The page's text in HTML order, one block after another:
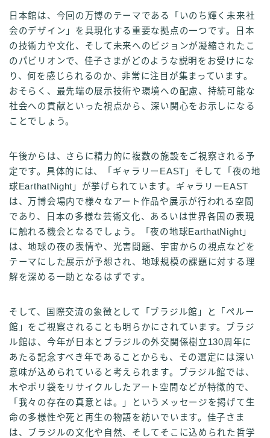
日本館は、今回の万博のテーマである「いのち輝く未来社
会のデザイン」を具現化する重要な拠点の一つです。日本
の技術力や文化、そして未来へのビジョンが凝縮されたこ
のパビリオンで、佳子さまがどのような説明をお受けにな
り、何を感じられるのか、非常に注目が集まっています。
おそらく、最先端の展示技術や環境への配慮、持続可能な
社会への貢献といった視点から、深い関心をお示しになる
ことでしょう。
午後からは、さらに精力的に複数の施設をご視察される予
定です。具体的には、「ギャラリーEAST」そして「夜の地
球EarthatNight」が挙げられています。ギャラリーEAST
は、万博会場内で様々なアート作品や展示が行われる空間
であり、日本の多様な芸術文化、あるいは世界各国の表現
に触れる機会となるでしょう。「夜の地球EarthatNight」
は、地球の夜の表情や、光害問題、宇宙からの視点などを
テーマにした展示が予想され、地球規模の課題に対する理
解を深める一助となるはずです。
そして、国際交流の象徴として「ブラジル館」と「ペルー
館」をご視察されることも明らかにされています。ブラジ
ル館は、今年が日本とブラジルの外交関係樹立130周年に
あたる記念すべき年であることからも、その選定には深い
意味が込められていると考えられます。ブラジル館では、
木やポリ袋をリサイクルしたアート空間などが特徴的で、
「我々の存在の真意とは。」というメッセージを掲げて生
命の多様性や死と再生の物語を紡いでいます。佳子さま
は、ブラジルの文化や自然、そしてそこに込められた哲学